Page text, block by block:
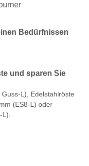
Bedürfnissen
und sparen Sie
L), Edelstahlröste
(ES8-L) oder